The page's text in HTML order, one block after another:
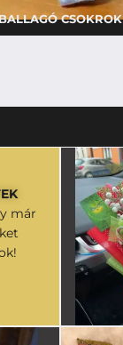
CSOKROK
már